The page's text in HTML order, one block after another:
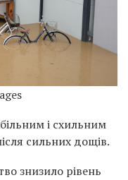
і схильним
сильних дощів.
знизило рівень